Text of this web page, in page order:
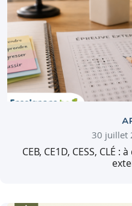
30 juillet
CEB, CE1D, CESS, CLÉ